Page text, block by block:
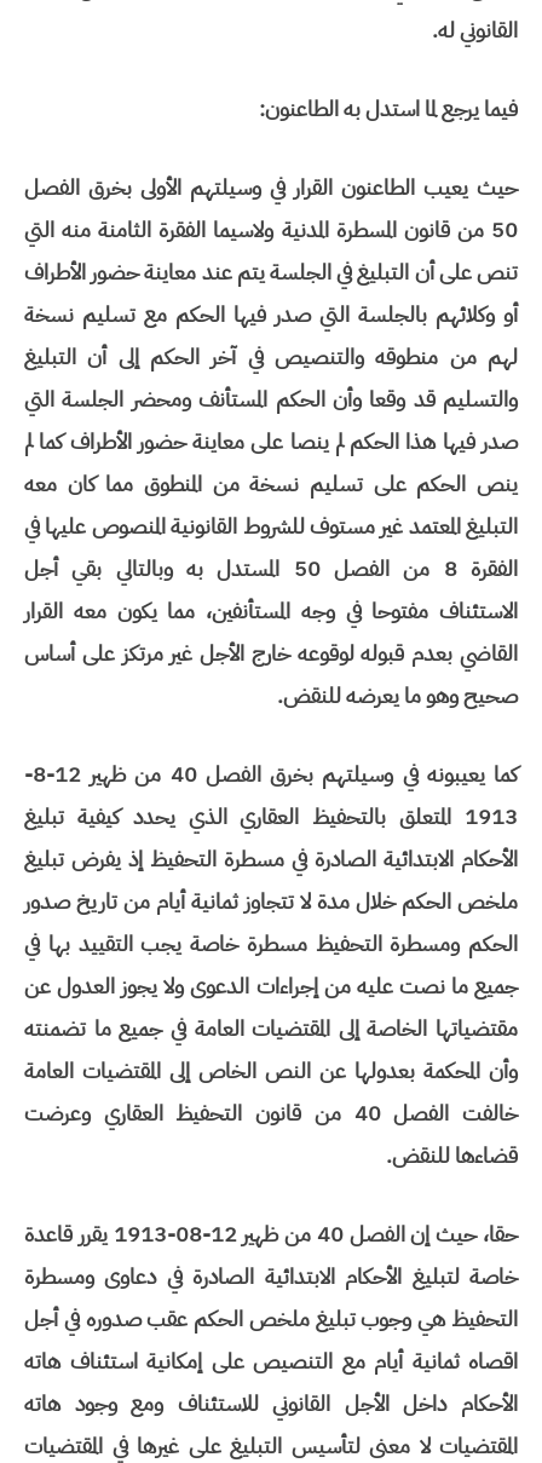
القانوني له.
فيما يرجع لما استدل به الطاعنون:
حيث يعيب الطاعنون القرار في وسيلتهم الأولى بخرق الفصل
50 من قانون المسطرة المدنية ولاسيما الفقرة الثامنة منه التي
تنص على أن التبليغ في الجلسة يتم عند معاينة حضور الأطراف
أو وكلائهم بالجلسة التي صدر فيها الحكم مع تسليم نسخة
لهم من منطوقه والتنصيص في آخر الحكم إلى أن التبليغ
والتسليم قد وقعا وأن الحكم المستأنف ومحضر الجلسة التي
صدر فيها هذا الحكم لم ينصا على معاينة حضور الأطراف كما لم
ينص الحكم على تسليم نسخة من المنطوق مما كان معه
التبليغ المعتمد غير مستوف للشروط القانونية المنصوص عليها في
الفقرة 8 من الفصل 50 المستدل به وبالتالي بقي أجل
الاستئناف مفتوحا في وجه المستأنفين، مما يكون معه القرار
القاضي بعدم قبوله لوقوعه خارج الأجل غير مرتكز على أساس
صحيح وهو ما يعرضه للنقض.
كما يعيبونه في وسيلتهم بخرق الفصل 40 من ظهير 12-8-
1913 المتعلق بالتحفيظ العقاري الذي يحدد كيفية تبليغ
الأحكام الابتدائية الصادرة في مسطرة التحفيظ إذ يفرض تبليغ
ملخص الحكم خلال مدة لا تتجاوز ثمانية أيام من تاريخ صدور
الحكم ومسطرة التحفيظ مسطرة خاصة يجب التقييد بها في
جميع ما نصت عليه من إجراءات الدعوى ولا يجوز العدول عن
مقتضياتها الخاصة إلى المقتضيات العامة في جميع ما تضمنته
وأن المحكمة بعدولها عن النص الخاص إلى المقتضيات العامة
خالفت الفصل 40 من قانون التحفيظ العقاري وعرضت
قضاءها للنقض.
حقا، حيث إن الفصل 40 من ظهير 12-08-1913 يقرر قاعدة
خاصة لتبليغ الأحكام الابتدائية الصادرة في دعاوى ومسطرة
التحفيظ هي وجوب تبليغ ملخص الحكم عقب صدوره في أجل
اقصاه ثمانية أيام مع التنصيص على إمكانية استئناف هاته
الأحكام داخل الأجل القانوني للاستئناف ومع وجود هاته
المقتضيات لا معنى لتأسيس التبليغ على غيرها في المقتضيات